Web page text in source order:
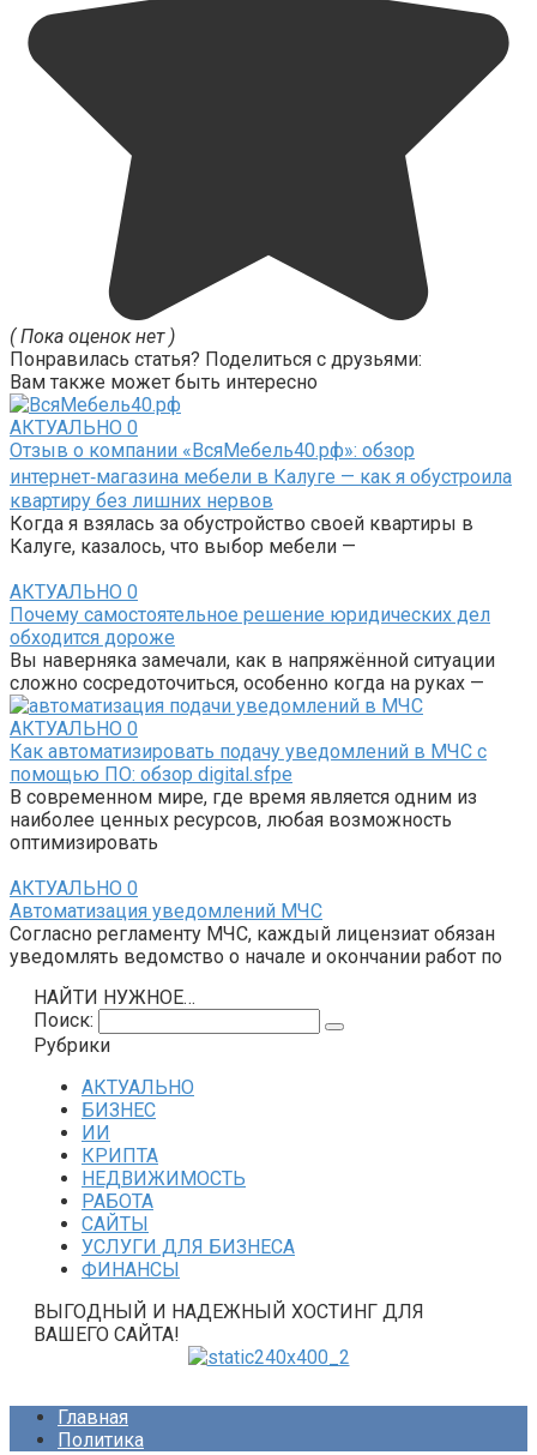
( Пока оценок нет )
Понравилась статья? Поделиться с друзьями:
Вам также может быть интересно
АКТУАЛЬНО 0
Отзыв о компании «ВсяМебель40.рф»: обзор
интернет‑магазина мебели в Калуге — как я обустроила
квартиру без лишних нервов
Когда я взялась за обустройство своей квартиры в
Калуге, казалось, что выбор мебели —
АКТУАЛЬНО 0
Почему самостоятельное решение юридических дел
обходится дороже
Вы наверняка замечали, как в напряжённой ситуации
сложно сосредоточиться, особенно когда на руках —
АКТУАЛЬНО 0
Как автоматизировать подачу уведомлений в МЧС с
помощью ПО: обзор digital.sfpe
В современном мире, где время является одним из
наиболее ценных ресурсов, любая возможность
оптимизировать
АКТУАЛЬНО 0
Автоматизация уведомлений МЧС
Согласно регламенту МЧС, каждый лицензиат обязан
уведомлять ведомство о начале и окончании работ по
НАЙТИ НУЖНОЕ…
Поиск:
Рубрики
АКТУАЛЬНО
БИЗНЕС
ИИ
КРИПТА
НЕДВИЖИМОСТЬ
РАБОТА
САЙТЫ
УСЛУГИ ДЛЯ БИЗНЕСА
ФИНАНСЫ
ВЫГОДНЫЙ И НАДЕЖНЫЙ ХОСТИНГ ДЛЯ
ВАШЕГО САЙТА!
Главная
Политика